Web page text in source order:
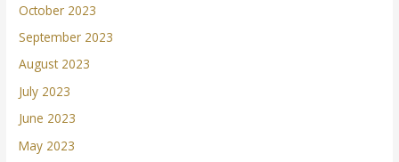
October 2023
September 2023
August 2023
July 2023
June 2023
May 2023